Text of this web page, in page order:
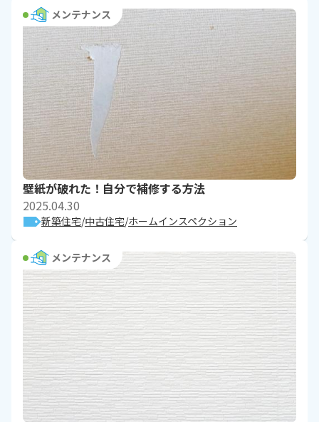
メンテナンス
壁紙が破れた！自分で補修する方法
2025.04.30
新築住宅 中古住宅 ホームインスペクション
メンテナンス